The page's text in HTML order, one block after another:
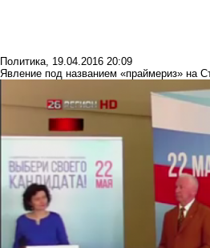
Политика, 19.04.2016 20:09
Явление под названием «праймериз» на